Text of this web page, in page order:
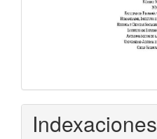
Indexaciones